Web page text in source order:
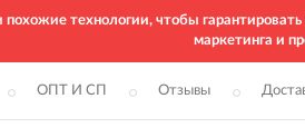
технологии, чтобы
маркетинга и
ОПТ И СП Отзывы